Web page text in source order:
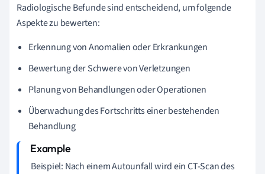
Radiologische Befunde sind entscheidend, um folgende
Aspekte zu bewerten:
Erkennung von Anomalien oder Erkrankungen
Bewertung der Schwere von Verletzungen
Planung von Behandlungen oder Operationen
Überwachung des Fortschritts einer bestehenden
Behandlung
Beispiel: Nach einem Autounfall wird ein CT-Scan des